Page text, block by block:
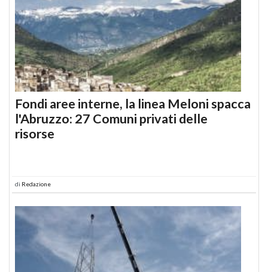
Fondi aree interne, la linea Meloni spacca
l'Abruzzo: 27 Comuni privati delle
risorse
di Redazione